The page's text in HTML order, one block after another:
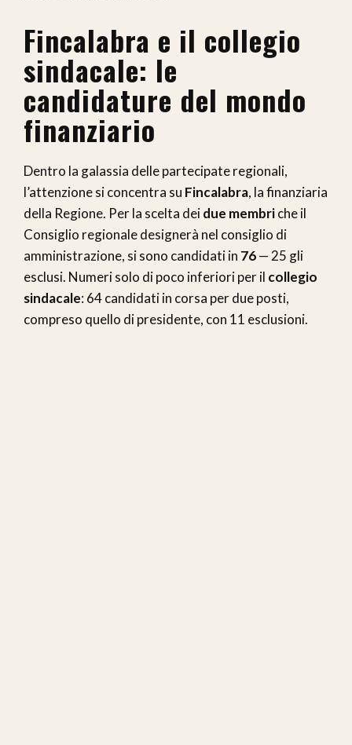
Fincalabra e il collegio
sindacale: le
candidature del mondo
finanziario
Dentro la galassia delle partecipate regionali,
l’attenzione si concentra su Fincalabra, la finanziaria
della Regione. Per la scelta deidue membriche il
Consiglio regionale designerà nel consiglio di
amministrazione, si sono candidati in 76— 25 gli
esclusi. Numeri solo di poco inferiori per il collegio
sindacale: 64 candidati in corsa per due posti,
compreso quello di presidente, con 11 esclusioni.